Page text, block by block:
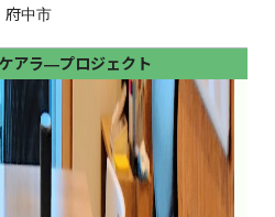
府中市
アラ―プロジェクト